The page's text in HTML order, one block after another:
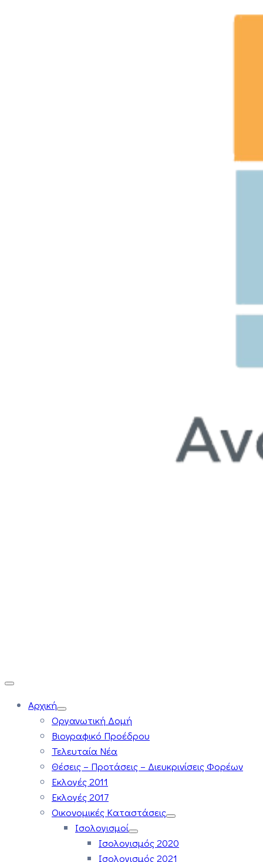
Αρχική
Οργανωτική Δομή
Βιογραφικό Προέδρου
Τελευταία Νέα
Θέσεις – Προτάσεις – Διευκρινίσεις Φορέων
Εκλογές 2011
Εκλογές 2017
Οικονομικές Καταστάσεις
Ισολογισμοί
Ισολογισμός 2020
Ισολογισμός 2021